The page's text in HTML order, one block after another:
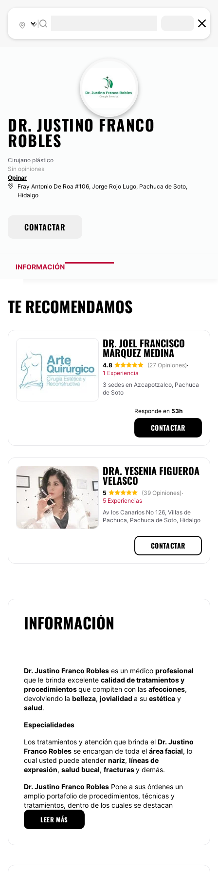
DR. JUSTINO FRANCO
ROBLES
Cirujano plástico
Sin opiniones
Opinar
Fray Antonio De Roa #106, Jorge Rojo Lugo, Pachuca de Soto,
Hidalgo
CONTACTAR
INFORMACIÓN
TE RECOMENDAMOS
DR. JOEL FRANCISCO
MÁRQUEZ MEDINA
4.8 (27 Opiniones)·
1 Experiencia
3 sedes en Azcapotzalco, Pachuca
de Soto
Responde en 53h
CONTACTAR
DRA. YESENIA FIGUEROA
VELASCO
5 (39 Opiniones)·
5 Experiencias
Av los Canarios No 126, Villas de
Pachuca, Pachuca de Soto, Hidalgo
CONTACTAR
INFORMACIÓN
Dr. Justino Franco Robles es un médico profesional
que le brinda excelente calidad de tratamientos y
procedimientosque compiten con las afecciones,
devolviendo la belleza, jovialidad a su estética y
salud.
Especialidades
Los tratamientos y atención que brinda el Dr. Justino
Franco Robles se encargan de toda el área facial, lo
cual usted puede atender nariz, líneas de
expresión, salud bucal, fracturasy demás.
Dr. Justino Franco Robles Pone a sus órdenes un
amplio portafolio de procedimientos, técnicas y
tratamientos, dentro de los cuales se destacan
principalmente los siguientes servicios, de los cuales
podrábeneficiarse:
LEER MÁS